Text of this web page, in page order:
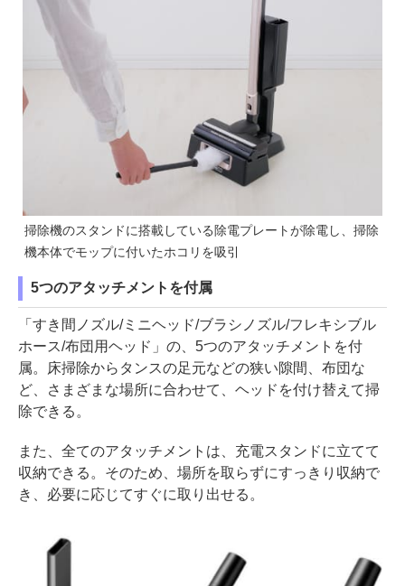
掃除機のスタンドに搭載している除電プレートが除電し、掃除
機本体でモップに付いたホコリを吸引
5つのアタッチメントを付属
「すき間ノズル/ミニヘッド/ブラシノズル/フレキシブル
ホース/布団用ヘッド」の、5つのアタッチメントを付
属。床掃除からタンスの足元などの狭い隙間、布団な
ど、さまざまな場所に合わせて、ヘッドを付け替えて掃
除できる。
また、全てのアタッチメントは、充電スタンドに立てて
収納できる。そのため、場所を取らずにすっきり収納で
き、必要に応じてすぐに取り出せる。